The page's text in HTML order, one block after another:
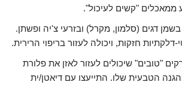
ממאכלים "קשים לעיכול".
דגים (סלמון, מקרל) ובזרעי צ'יה ופשתן.
דלקתיות חזקות, ויכולה לעזור בריפוי הרירית.
"טובים" שיכולים לעזור לאזן את פלורת
הטבעית שלו. התייעצו עם דיאטן/ית